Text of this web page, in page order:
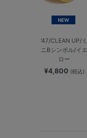
NEW
’47/CLEAN UP/ミ
ニBシンボル/イエ
ロー
¥4,800 (税込)